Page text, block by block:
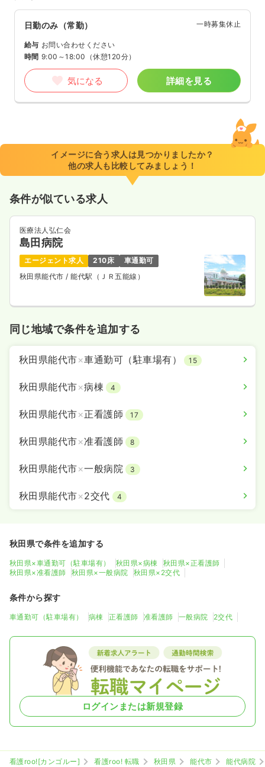
日勤のみ（常勤） 一時募集休止
給与 お問い合わせください
時間 9:00～18:00 （休憩120分）
気になる 詳細を見る
イメージに合う求人は見つかりましたか？
他の求人も比較してみましょう！
条件が似ている求人
医療法人弘仁会
島田病院
エージェント求人 210床
車通勤可
秋田県能代市 / 能代駅（ＪＲ五能線）
同じ地域で条件を追加する
秋田県能代市×車通勤可（駐車場有） 15
秋田県能代市×病棟 4
秋田県能代市×正看護師 17
秋田県能代市×准看護師 8
秋田県能代市×一般病院 3
秋田県能代市×2交代 4
秋田県で条件を追加する
秋田県×車通勤可（駐車場有） 秋田県×病棟
秋田県×正看護師
秋田県×准看護師
秋田県×一般病院 秋田県×2交代
条件から探す
車通勤可（駐車場有） 病棟 正看護師 准看護師 一般病院 2交代
ログインまたは新規登録
看護roo![カンゴルー] 看護roo! 転職 秋田県 能代市
能代病院